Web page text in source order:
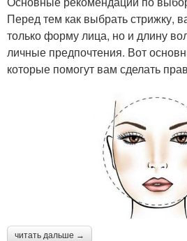
Перед тем как выбрать стрижку,
только форму лица, но и длину
личные предпочтения. Вот
которые помогут вам сделать
читать дальше →